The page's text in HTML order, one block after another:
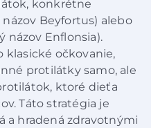
konkrétne
Beyfortus) alebo
názov Enflonsia).
očkovanie,
protilátky samo, ale
ktoré dieťa
Táto stratégia je
a hradená zdravotnými